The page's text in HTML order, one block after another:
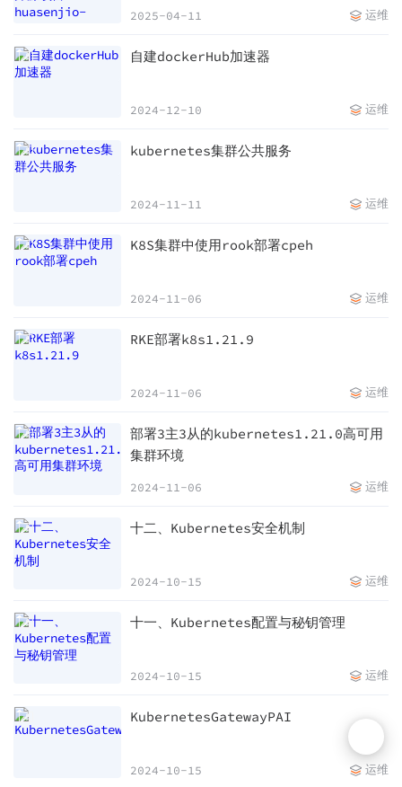
2025-04-11 运维
自建dockerHub加速器
2024-12-10 运维
kubernetes集群公共服务
2024-11-11 运维
K8S集群中使用rook部署cpeh
2024-11-06 运维
RKE部署k8s1.21.9
2024-11-06 运维
部署3主3从的kubernetes1.21.0高可用
集群环境
2024-11-06 运维
十二、Kubernetes安全机制
2024-10-15 运维
十一、Kubernetes配置与秘钥管理
2024-10-15 运维
KubernetesGatewayPAI
2024-10-15 运维